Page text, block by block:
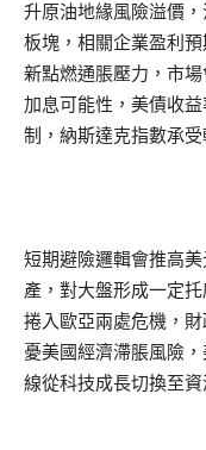
升原油地緣風險溢價
板塊，相關企業盈利
新點燃通脹壓力，市
加息可能性，美債收
制，納斯達克指數承受
短期避險邏輯會推高
產，對大盤形成一定
捲入歐亞兩處危機，
憂美國經濟滯脹風險
線從科技成長切換至資